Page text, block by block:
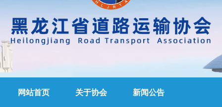
网站首页 关于协会 新闻公告